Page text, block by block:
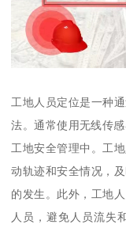
工地人员定位是一种
法。通常使用无线传
工地安全管理中。工
动轨迹和安全情况，
的发生。此外，工地
人员，避免人员流失